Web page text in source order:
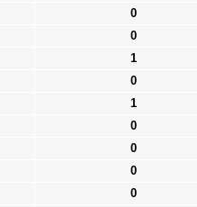
0
0
1
0
1
0
0
0
0